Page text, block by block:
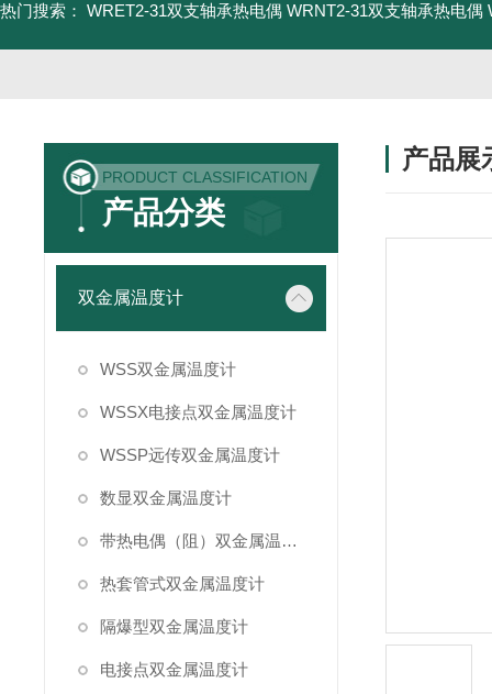
热门搜索： WRET2-31双支轴承热电偶 WRNT2-31双支轴承热电偶
PRODUCT CLASSIFICATION
产品分类
双金属温度计
WSS双金属温度计
WSSX电接点双金属温度计
WSSP远传双金属温度计
数显双金属温度计
带热电偶（阻）双金属温度计
热套管式双金属温度计
隔爆型双金属温度计
电接点双金属温度计
产品展